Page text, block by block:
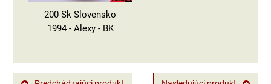
200 Sk Slovensko
1994 - Alexy - BK